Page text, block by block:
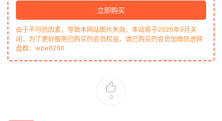
立即购买
由于不可抗因素，导致本网站图片失效，本站将于2026年9月关
闭，为了更好服务已购买的会员权益，请已购买的会员加微信进网
盘群：wbe6266
0